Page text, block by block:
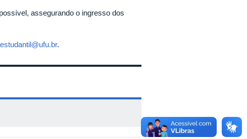
assegurando o ingresso dos
.